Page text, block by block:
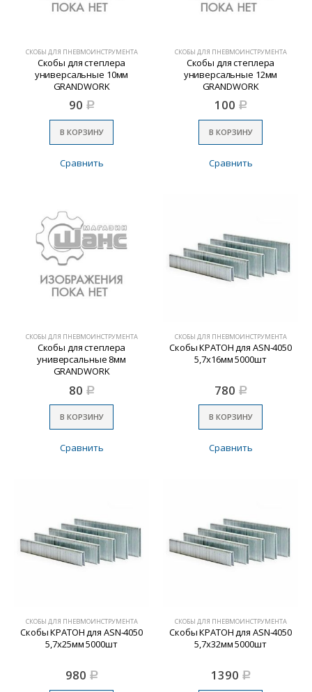
СКОБЫ ДЛЯ ПНЕВМОИНСТРУМЕНТА
Скобы для степлера
универсальные 10мм
GRANDWORK
90 Р
В КОРЗИНУ
Сравнить
СКОБЫ ДЛЯ ПНЕВМОИНСТРУМЕНТА
Скобы для степлера
универсальные 12мм
GRANDWORK
100 Р
В КОРЗИНУ
Сравнить
СКОБЫ ДЛЯ ПНЕВМОИНСТРУМЕНТА
Скобы для степлера
универсальные 8мм
GRANDWORK
80 Р
В КОРЗИНУ
Сравнить
СКОБЫ ДЛЯ ПНЕВМОИНСТРУМЕНТА
Скобы КРАТОН для ASN-4050
5,7х16мм 5000шт
780 Р
В КОРЗИНУ
Сравнить
СКОБЫ ДЛЯ ПНЕВМОИНСТРУМЕНТА
Скобы КРАТОН для ASN-4050
5,7х25мм 5000шт
980 Р
СКОБЫ ДЛЯ ПНЕВМОИНСТРУМЕНТА
Скобы КРАТОН для ASN-4050
5,7х32мм 5000шт
1390 Р